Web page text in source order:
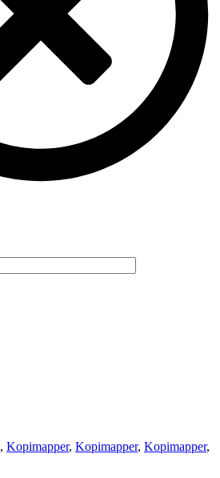
, Kopimapper, Kopimapper, Kopimapper,